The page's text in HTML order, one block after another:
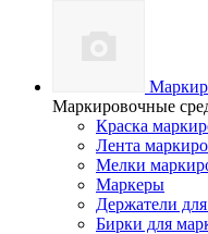
Маркировочные
Краска
Лента
Мелки
Маркеры
Держатели
Бирки для